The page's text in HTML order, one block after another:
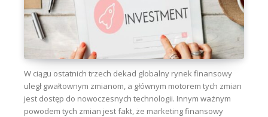
W ciągu ostatnich trzech dekad globalny rynek finansowy
uległ gwałtownym zmianom, a głównym motorem tych zmian
jest dostęp do nowoczesnych technologii. Innym ważnym
powodem tych zmian jest fakt, że marketing finansowy